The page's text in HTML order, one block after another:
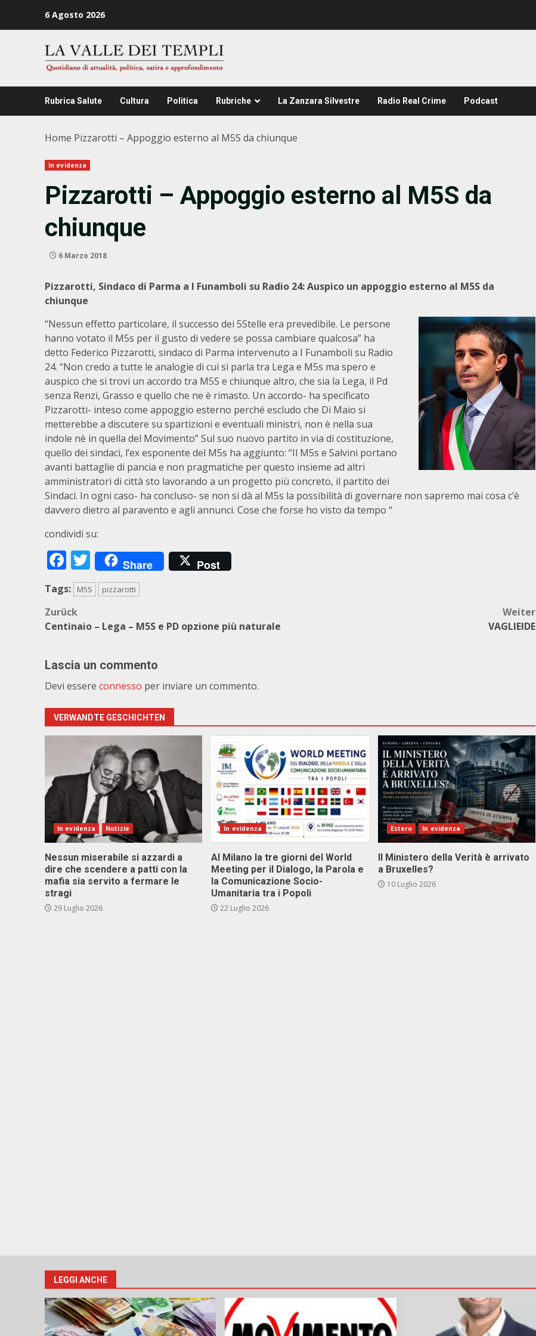
6 Agosto 2026
Rubrica Salute Cultura Politica Rubriche La Zanzara Silvestre Radio Real Crime Podcast
Home Pizzarotti – Appoggio esterno al M5S da chiunque
In evidenza
Pizzarotti – Appoggio esterno al M5S da
chiunque
6 Marzo 2018
Pizzarotti, Sindaco di Parma a I Funamboli su Radio 24: Auspico un appoggio esterno al M5S da
chiunque
“Nessun effetto particolare, il successo dei 5Stelle era prevedibile. Le persone
hanno votato il M5s per il gusto di vedere se possa cambiare qualcosa” ha
detto Federico Pizzarotti, sindaco di Parma intervenuto a I Funamboli su Radio
24. “Non credo a tutte le analogie di cui si parla tra Lega e M5s ma spero e
auspico che si trovi un accordo tra M5S e chiunque altro, che sia la Lega, il Pd
senza Renzi, Grasso e quello che ne è rimasto. Un accordo- ha specificato
Pizzarotti- inteso come appoggio esterno perché escludo che Di Maio si
metterebbe a discutere su spartizioni e eventuali ministri, non è nella sua
indole nè in quella del Movimento” Sul suo nuovo partito in via di costituzione,
quello dei sindaci, l’ex esponente del M5s ha aggiunto: “Il M5s e Salvini portano
avanti battaglie di pancia e non pragmatiche per questo insieme ad altri
amministratori di città sto lavorando a un progetto più concreto, il partito dei
Sindaci. In ogni caso- ha concluso- se non si dà al M5s la possibilità di governare non sapremo mai cosa c’è
davvero dietro al paravento e agli annunci. Cose che forse ho visto da tempo “
condividi su:
Facebook
Twitter
Share Post
Tags: M5S pizzarotti
Beitragsnavigation
Zurück
Centinaio – Lega – M5S e PD opzione più naturale
Weiter
VAGLIEIDE
Lascia un commento
Devi essere connesso per inviare un commento.
VERWANDTE GESCHICHTEN
In evidenza Notizie
Nessun miserabile si azzardi a
dire che scendere a patti con la
mafia sia servito a fermare le
stragi
29 Luglio 2026
In evidenza
Al Milano la tre giorni del World
Meeting per il Dialogo, la Parola e
la Comunicazione Socio-
Umanitaria tra i Popoli
22 Luglio 2026
Estero In evidenza
Il Ministero della Verità è arrivato
a Bruxelles?
10 Luglio 2026
LEGGI ANCHE